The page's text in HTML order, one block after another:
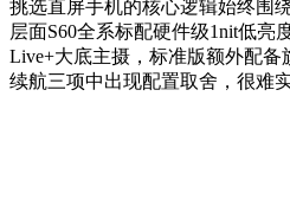
挑选直屏手机的核心逻辑始终围
层面S60全系标配硬件级1nit低
Live+大底主摄，标准版额外配备
续航三项中出现配置取舍，很难